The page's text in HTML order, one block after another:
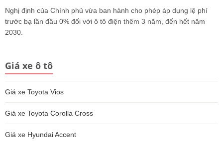
Nghị định của Chính phủ vừa ban hành cho phép áp dụng lệ phí
trước bạ lần đầu 0% đối với ô tô điện thêm 3 năm, đến hết năm
2030.
Giá xe ô tô
Giá xe Toyota Vios
Giá xe Toyota Corolla Cross
Giá xe Hyundai Accent